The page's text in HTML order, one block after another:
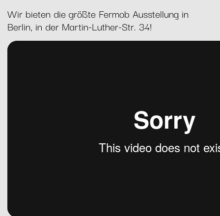
Wir bieten die größte Fermob Ausstellung in
Berlin, in der Martin-Luther-Str. 34!